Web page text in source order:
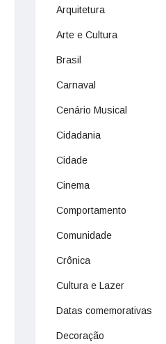
Arquitetura
Arte e Cultura
Brasil
Carnaval
Cenário Musical
Cidadania
Cidade
Cinema
Comportamento
Comunidade
Crônica
Cultura e Lazer
Datas comemorativas
Decoração